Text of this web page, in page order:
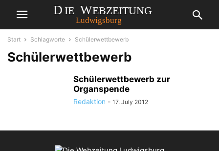
Start Schlagworte Schülerwettbewerb
Schülerwettbewerb
Schülerwettbewerb zur
Organspende
Redaktion - 17. July 2012